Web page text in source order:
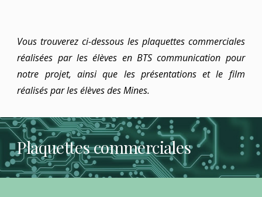
Vous trouverez ci-dessous les plaquettes commerciales
réalisées par les élèves en BTS communication pour
notre projet, ainsi que les présentations et le film
réalisés par les élèves des Mines.
Plaquettes commerciales